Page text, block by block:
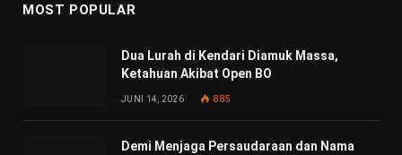
MOST POPULAR
Dua Lurah di Kendari Diamuk Massa,
Ketahuan Akibat Open BO
JUNI 14, 2026 885
Demi Menjaga Persaudaraan dan Nama